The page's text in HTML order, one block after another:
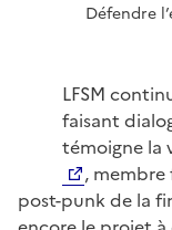
Défendre
LFSM
faisant
témoigne la
,
post-punk de la